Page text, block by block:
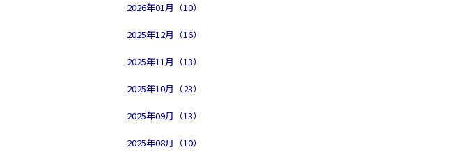
2026年01月（10）
2025年12月（16）
2025年11月（13）
2025年10月（23）
2025年09月（13）
2025年08月（10）